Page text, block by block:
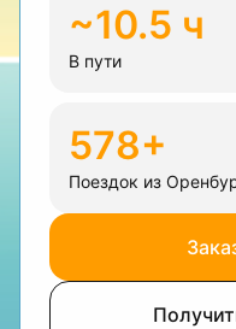
~10.5 ч
В пути
578+
Поездок из